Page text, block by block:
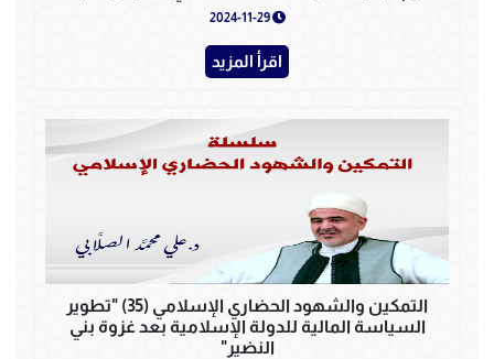
2024-11-29
اقرأ المزيد
التمكين والشهود الحضاري الإسلامي (35) "تطوير
السياسة المالية للدولة الإسلامية بعد غزوة بني
النضير"